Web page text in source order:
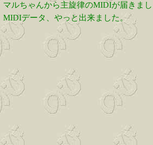
マルちゃんから主旋律のMIDIが届きま
MIDIデータ、やっと出来ました。